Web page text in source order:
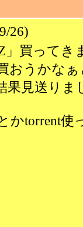
26)
」買ってき
買おうかな
果見送りま
かtorrent使